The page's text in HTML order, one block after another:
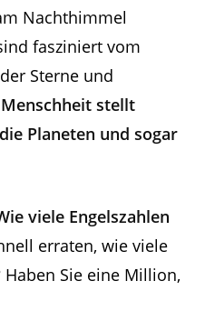
Nachthimmel
fasziniert vom
Sterne und
stellt
Planeten und sogar
viele Engelszahlen
erraten, wie viele
Sie eine Million,